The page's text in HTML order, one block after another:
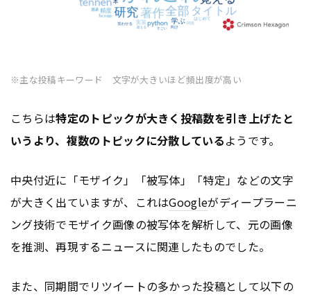
※主な投稿キーワード 文字が大きいほど頻出度が高い
こちらは特定のトピックが大きく投稿数を引き上げたと
いうより、複数のトピックに分散しているようです。
中央付近に「モザイク」「被写体」「特定」などの文字
が大きく出ていますが、これはGoogleがディープラーニ
ング技術でモザイク画像の被写体を解析して、元の画像
を推測、再現するニュースに関連したものでした。
また、同期間でリツイートの多かった投稿として以下の